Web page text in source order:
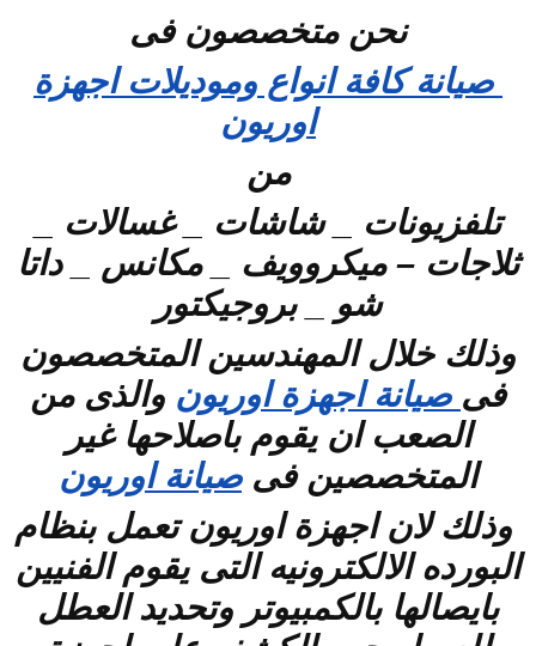
نحن متخصصون فى
صيانة كافة انواع وموديلات اجهزة
اوريون
من
تلفزيونات _ شاشات _ غسالات _
ثلاجات – ميكروويف _ مكانس _ داتا
شو _ بروجيكتور
وذلك خلال المهندسين المتخصصون
فى صيانة اجهزة اوريون والذى من
الصعب ان يقوم باصلاحها غير
المتخصصين فىصيانة اوريون
وذلك لان اجهزة اوريون تعمل بنظام
البورده الالكترونيه التى يقوم الفنيين
بايصالها بالكمبيوتر وتحديد العطل